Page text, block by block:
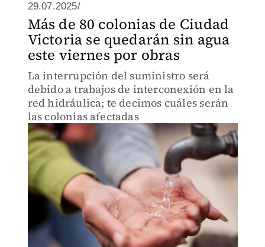
29.07.2025/
Más de 80 colonias de Ciudad
Victoria se quedarán sin agua
este viernes por obras
La interrupción del suministro será
debido a trabajos de interconexión en la
red hidráulica; te decimos cuáles serán
las colonias afectadas